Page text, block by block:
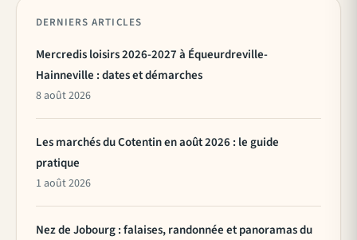
DERNIERS ARTICLES
Mercredis loisirs 2026-2027 à Équeurdreville-
Hainneville : dates et démarches
8 août 2026
Les marchés du Cotentin en août 2026 : le guide
pratique
1 août 2026
Nez de Jobourg : falaises, randonnée et panoramas du